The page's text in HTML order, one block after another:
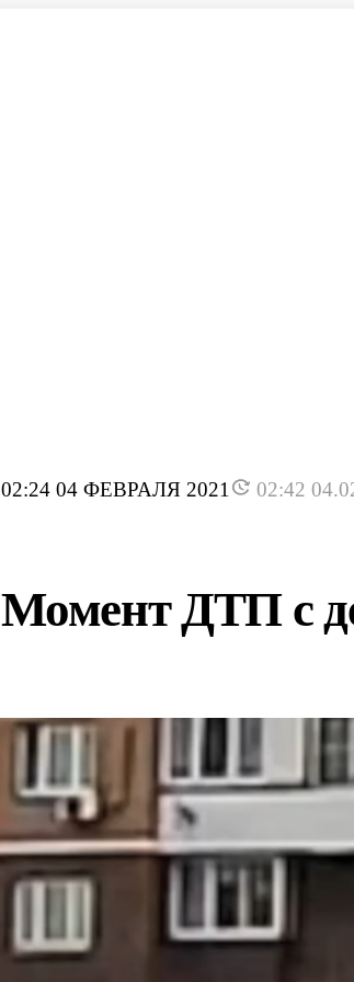
02:24 04 ФЕВРАЛЯ 2021 02:42
Момент ДТП с